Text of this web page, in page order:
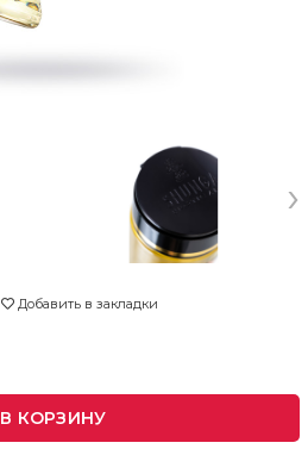
›
Добавить в закладки
В КОРЗИНУ